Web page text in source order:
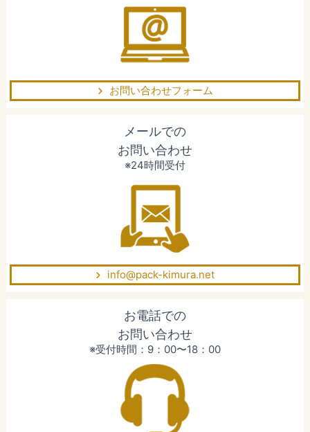
お問い合わせフォーム
メールでの
お問い合わせ
※24時間受付
info@pack-kimura.net
お電話での
お問い合わせ
※受付時間：9：00〜18：00